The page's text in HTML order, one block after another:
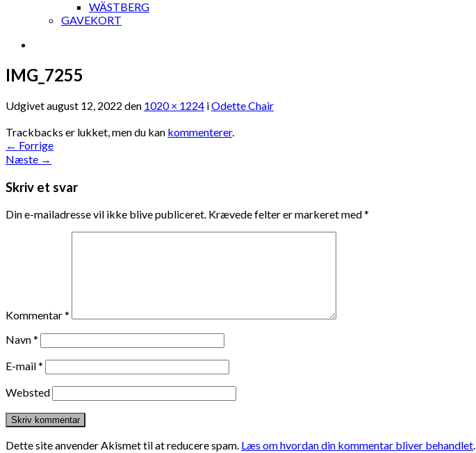
WÄSTBERG
GAVEKORT
IMG_7255
Udgivetaugust 12, 2022 den 1020 × 1224 iOdette Chair
Trackbacks er lukket, men du kan kommenterer.
← Forrige
Næste →
Skriv et svar
Din e-mailadresse vil ikke blive publiceret. Krævede felter er markeret med*
Kommentar*
Navn*
E-mail*
Websted
Dette site anvender Akismet til at reducere spam. Læs om hvordan din kommentar bliver behandlet.